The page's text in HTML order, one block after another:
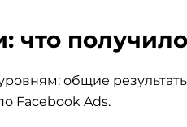
общие
Facebook Ads.